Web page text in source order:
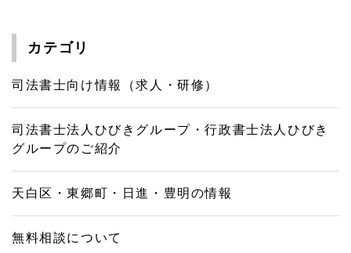
カテゴリ
司法書士向け情報（求人・研修）
司法書士法人ひびきグループ・行政書士法人ひびき
グループのご紹介
天白区・東郷町・日進・豊明の情報
無料相談について